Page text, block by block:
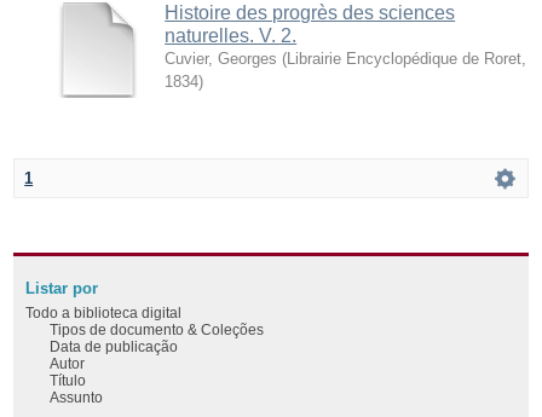
Histoire des progrès des sciences
naturelles. V. 2.
Cuvier, Georges ( Librairie Encyclopédique de Roret
1834)
1
Listar por
Todo a biblioteca digital
Tipos de documento & Coleções
Data de publicação
Autor
Título
Assunto